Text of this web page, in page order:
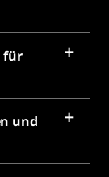
für
und